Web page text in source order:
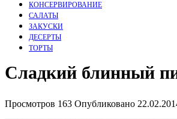
КОНСЕРВИРОВАНИЕ
САЛАТЫ
ЗАКУСКИ
ДЕСЕРТЫ
ТОРТЫ
Сладкий блинный
Просмотров 163 Опубликовано